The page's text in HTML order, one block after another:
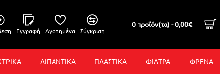
Εγγραφή Αγαπημένα Σύγκριση
0 προϊόν(τα) - 0,00€
ΛΙΠΑΝΤΙΚΑ ΠΛΑΣΤΙΚΑ ΦΙΛΤΡΑ ΦΡΕΝΑ